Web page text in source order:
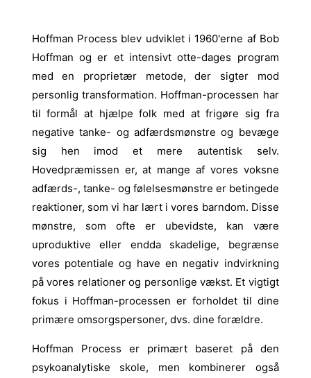
Hoffman Process blev udviklet i 1960'erne af Bob
Hoffman og er et intensivt otte-dages program
med en proprietær metode, der sigter mod
personlig transformation. Hoffman-processen har
til formål at hjælpe folk med at frigøre sig fra
negative tanke- og adfærdsmønstre og bevæge
sig hen imod et mere autentisk selv.
Hovedpræmissen er, at mange af vores voksne
adfærds-, tanke- og følelsesmønstre er betingede
reaktioner, som vi har lært i vores barndom. Disse
mønstre, som ofte er ubevidste, kan være
uproduktive eller endda skadelige, begrænse
vores potentiale og have en negativ indvirkning
på vores relationer og personlige vækst. Et vigtigt
fokus i Hoffman-processen er forholdet til dine
primære omsorgspersoner, dvs. dine forældre.
Hoffman Process er primært baseret på den
psykoanalytiske skole, men kombinerer også